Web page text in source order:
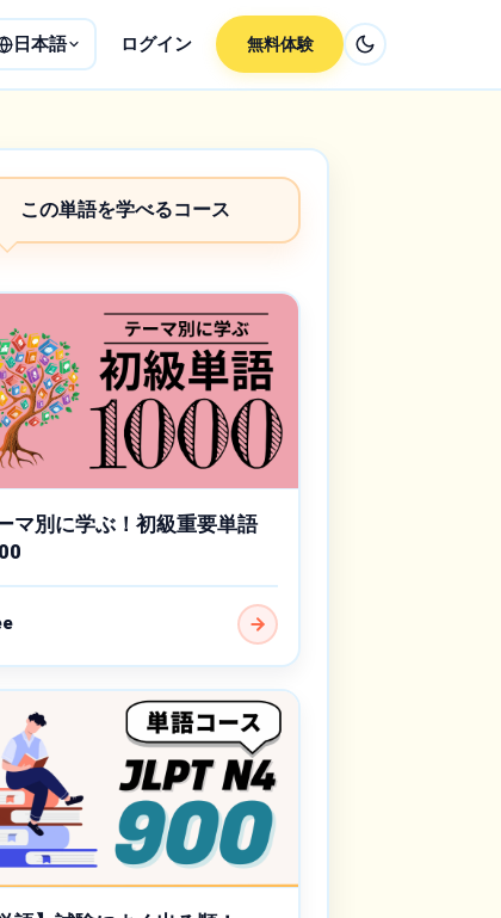
日本語 ログイン 無料体験
この単語を学べるコース
マ別に学ぶ！初級重要単語